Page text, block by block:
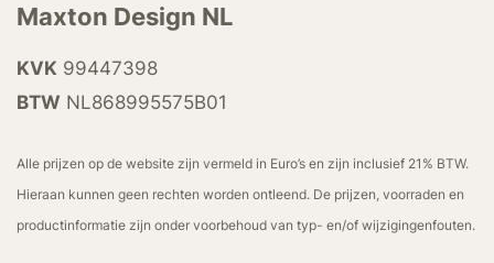
Maxton Design NL
KVK 99447398
BTW NL868995575B01
Alle prijzen op de website zijn vermeld in Euro’s en zijn inclusief 21% BTW.
Hieraan kunnen geen rechten worden ontleend. De prijzen, voorraden en
productinformatie zijn onder voorbehoud van typ- en/of wijzigingenfouten.